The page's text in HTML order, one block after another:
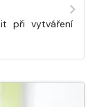
při vytváření